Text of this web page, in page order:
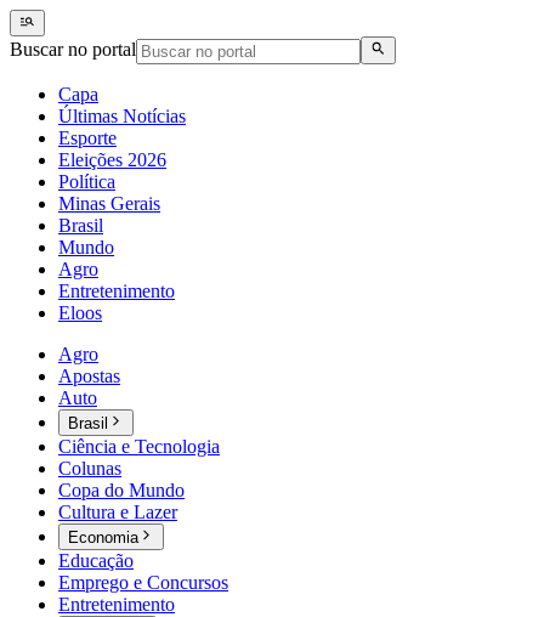
Buscar no portal
Capa
Últimas Notícias
Esporte
Eleições 2026
Política
Minas Gerais
Brasil
Mundo
Agro
Entretenimento
Eloos
Agro
Apostas
Auto
Brasil
Ciência e Tecnologia
Colunas
Copa do Mundo
Cultura e Lazer
Economia
Educação
Emprego e Concursos
Entretenimento